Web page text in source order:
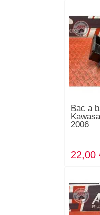
Bac a
2006
22,00